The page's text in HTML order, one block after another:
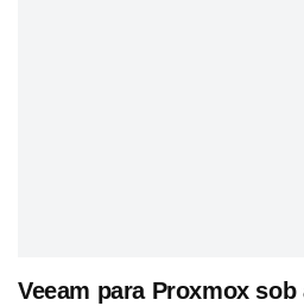
Veeam para Proxmox sob